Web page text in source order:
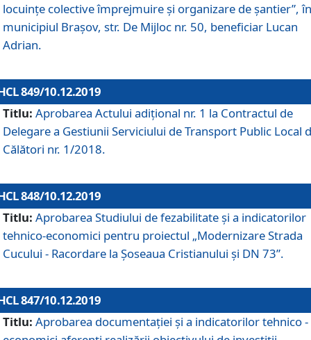
locuințe colective împrejmuire și organizare de șantier”, în
municipiul Braşov, str. De Mijloc nr. 50, beneficiar Lucan
Adrian.
849/10.12.2019
Titlu: Aprobarea Actului adiţional nr. 1 la Contractul de
Delegare a Gestiunii Serviciului de Transport Public Local
Călători nr. 1/2018.
848/10.12.2019
Titlu: Aprobarea Studiului de fezabilitate şi a indicatorilor
tehnico-economici pentru proiectul „Modernizare Strada
Cucului - Racordare la Șoseaua Cristianului și DN 73”.
847/10.12.2019
Titlu: Aprobarea documentației și a indicatorilor tehnico -